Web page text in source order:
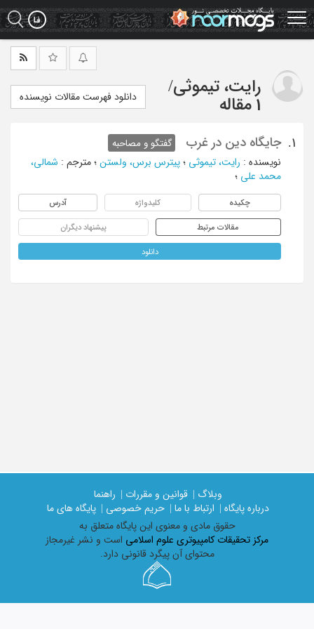
Skip
to
main
رایت، تیموثی/
1 مقاله
دانلود فهرست مقالات نویسنده
1. جایگاه دین در غرب
گفتگو و مصاحبه
نویسنده : رایت، تیموثی ؛ پیترس برس، ولستن ؛ مترجم : شمالی،
محمد علی ؛
چکیده کلیدواژه آدرس
مقالات مرتبط پیشنهاد دیگران
دانلود
وبلاگ | قوانین و مقررات |
راهنما
درباره پایگاه |
ارتباط با ما | حریم خصوصی |
پایگاه های ما
حقوق مادی و معنوی اين پايگاه متعلق به
مرکز تحقیقات کامپیوتری علوم اسلامی است و نشر غیرمجاز
محتوای آن پیگرد قانونی دارد.